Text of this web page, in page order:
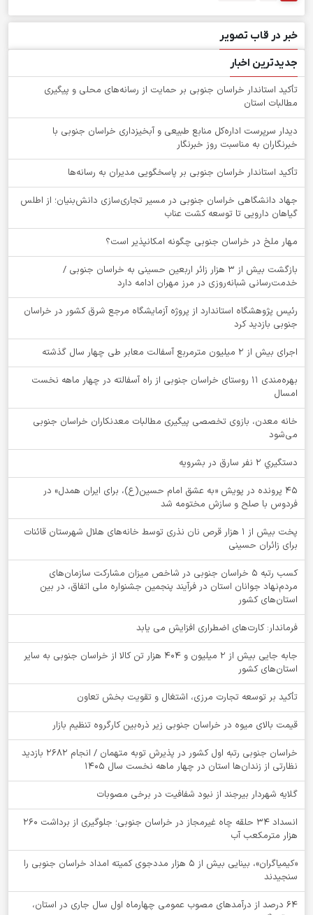
خبر در قاب تصویر
جدیدترین اخبار
تأکید استاندار خراسان جنوبی بر حمایت از رسانه‌های محلی و پیگیری
مطالبات استان
دیدار سرپرست اداره‌کل منابع طبیعی و آبخیزداری خراسان جنوبی با
خبرنگاران به مناسبت روز خبرنگار
تأکید استاندار خراسان جنوبی بر پاسخگویی مدیران به رسانه‌ها
جهاد دانشگاهی خراسان جنوبی در مسیر تجاری‌سازی دانش‌بنیان؛ از اطلس
گیاهان دارویی تا توسعه کشت عناب
‌مهار ملخ در خراسان جنوبی چگونه امکانپذیر است؟
بازگشت بیش از ۳ هزار زائر اربعین حسینی به خراسان جنوبی /
خدمت‌رسانی شبانه‌روزی در مرز مهران ادامه دارد
رئیس پژوهشگاه استاندارد از پروژه آزمایشگاه مرجع شرق کشور در خراسان
جنوبی بازدید کرد
اجرای بیش از ۲ میلیون مترمربع آسفالت معابر طی چهار سال گذشته
بهره‌مندی ۱۱ روستای خراسان جنوبی از راه آسفالته در چهار ماهه نخست
امسال
خانه معدن، بازوی تخصصی پیگیری مطالبات معدنکاران خراسان جنوبی
می‌شود
دستگيري 2 نفر سارق در بشرويه
۴۵ پرونده در پویش «به عشق امام حسین(ع)، برای ایران همدل» در
فردوس با صلح و سازش مختومه شد
پخت بیش از 1 هزار قرص نان نذری توسط خانه‌های هلال شهرستان قائنات
برای زائران حسینی
کسب رتبه ۵ خراسان جنوبی در شاخص میزان مشارکت سازمان‌های
مردم‌نهاد جوانان استان در فرآیند پنجمین جشنواره ملی اتفاق، در بین
استان‌های کشور
فرماندار: کارت‌های اضطراری افزایش می یابد
جابه جایی بیش از 2 میلیون و 404 هزار تن کالا از خراسان جنوبی به سایر
استان‌های کشور
تأکید بر توسعه تجارت مرزی، اشتغال و تقویت بخش تعاون
قیمت بالای میوه در خراسان جنوبی زیر ذره‌بین کارگروه تنظیم بازار
خراسان جنوبی رتبه اول کشور در پذیرش توبه متهمان / انجام ۲۶۸۲ بازدید
نظارتی از زندان‌ها استان در چهار ماهه نخست سال 1405
گلایه شهردار بیرجند از نبود شفافیت در برخی مصوبات
انسداد ۳۴ حلقه چاه غیرمجاز در خراسان جنوبی؛ جلوگیری از برداشت ۲۶۰
هزار مترمکعب آب
«کیمیاگران»، بینایی بیش از ۵ هزار مددجوی کمیته امداد خراسان جنوبی را
سنجیدند
64 درصد از درآمدهای مصوب عمومی چهارماه اول سال جاری در استان،